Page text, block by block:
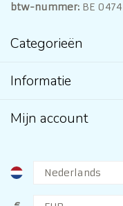
btw-nummer: BE 0474
Categorieën
Informatie
Mijn account